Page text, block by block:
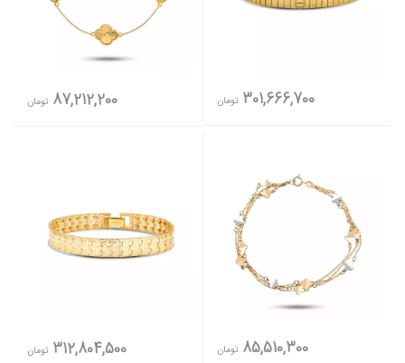
301,666,700 تومان 87,212,200 تومان
85,510,300 تومان 312,804,500 تومان